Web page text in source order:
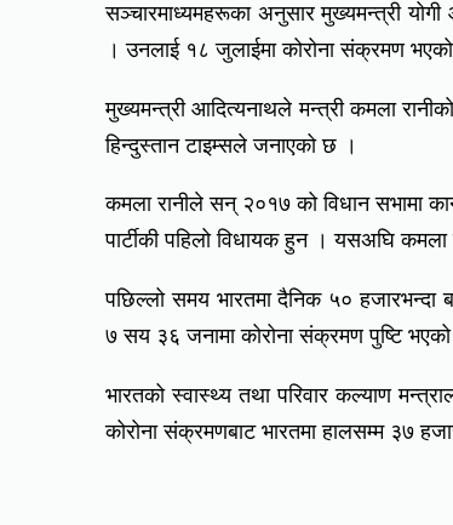
सञ्चारमाध्यमहरूका अनुसार मुख्यमन्त्री योगी
। उनलाई १८ जुलाईमा कोरोना संक्रमण
मुख्यमन्त्री आदित्यनाथले मन्त्री कमला
हिन्दुस्तान टाइम्सले जनाएको छ ।
कमला रानीले सन् २०१७ को विधान सभामा
पार्टीकी पहिलो विधायक हुन । यसअघि
पछिल्लो समय भारतमा दैनिक ५० हजारभन्दा
७ सय ३६ जनामा कोरोना संक्रमण पुष्टि
भारतको स्वास्थ्य तथा परिवार कल्याण
कोरोना संक्रमणबाट भारतमा हालसम्म ३७